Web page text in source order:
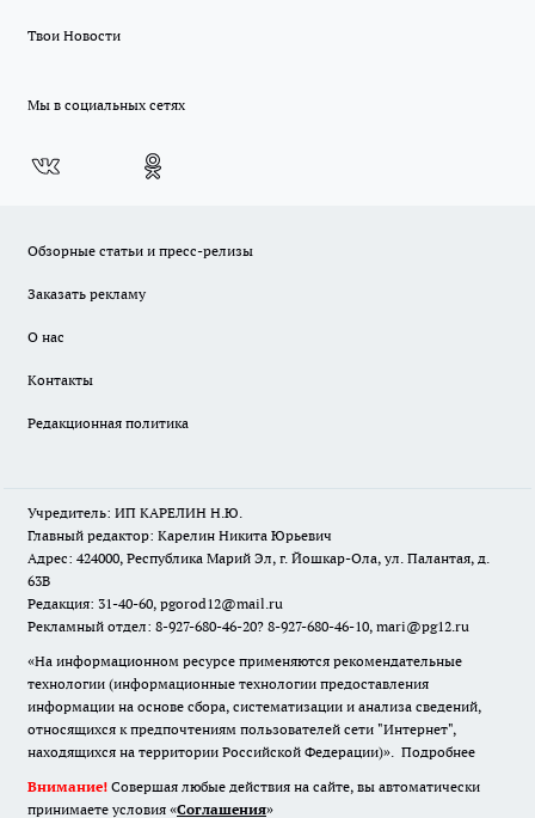
Твои Новости
Мы в социальных сетях
Обзорные статьи и пресс-релизы
Заказать рекламу
О нас
Контакты
Редакционная политика
Учредитель: ИП КАРЕЛИН Н.Ю.
Главный редактор: Карелин Никита Юрьевич
Адрес: 424000, Республика Марий Эл, г. Йошкар-Ола, ул. Палантая, д.
63В
Редакция: 31-40-60, pgorod12@mail.ru
Рекламный отдел: 8-927-680-46-20? 8-927-680-46-10, mari@pg12.ru
«На информационном ресурсе применяются рекомендательные
технологии (информационные технологии предоставления
информации на основе сбора, систематизации и анализа сведений,
относящихся к предпочтениям пользователей сети "Интернет",
находящихся на территории Российской Федерации)». Подробнее
Внимание! Совершая любые действия на сайте, вы автоматически
принимаете условия «Cоглашения»